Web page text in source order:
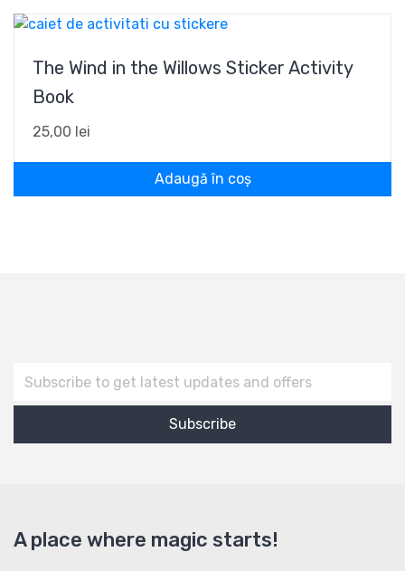
The Wind in the Willows Sticker Activity
Book
25,00 lei
Adaugă în coș
A place where magic starts!